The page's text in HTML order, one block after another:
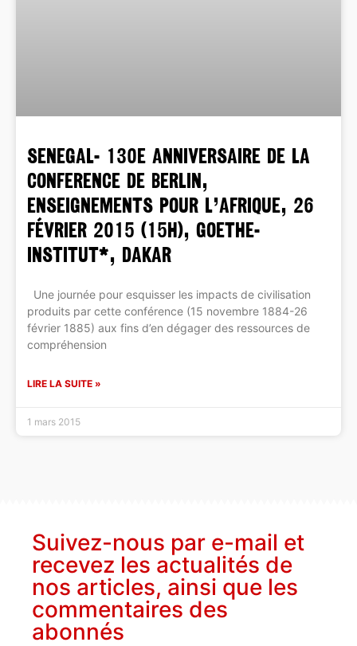
SENEGAL- 130e ANNIVERSAIRE DE LA
CONFERENCE DE BERLIN,
Enseignements pour l’Afrique, 26
février 2015 (15h), Goethe-
Institut*, Dakar
Une journée pour esquisser les impacts de civilisation
produits par cette conférence (15 novembre 1884-26
février 1885) aux fins d’en dégager des ressources de
compréhension
LIRE LA SUITE »
1 mars 2015
Suivez-nous par e-mail et
recevez les actualités de
nos articles, ainsi que les
commentaires des
abonnés